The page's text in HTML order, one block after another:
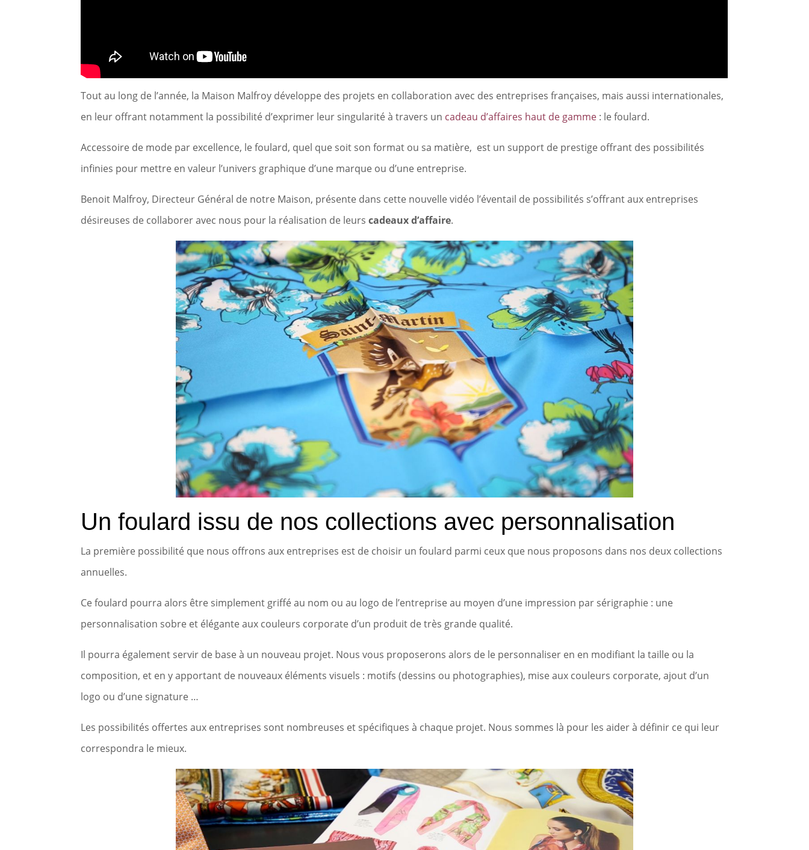
Tout au long de l’année, la Maison Malfroy développe des projets en collaboration avec des entreprises françaises, mais aussi internationales,
en leur offrant notamment la possibilité d’exprimer leur singularité à travers un cadeau d’affaires haut de gamme : le foulard.
Accessoire de mode par excellence, le foulard, quel que soit son format ou sa matière, est un support de prestige offrant des possibilités
infinies pour mettre en valeur l’univers graphique d’une marque ou d’une entreprise.
Benoit Malfroy, Directeur Général de notre Maison, présente dans cette nouvelle vidéo l’éventail de possibilités s’offrant aux entreprises
désireuses de collaborer avec nous pour la réalisation de leurscadeaux d’affaire.
Un foulard issu de nos collections avec personnalisation
La première possibilité que nous offrons aux entreprises est de choisir un foulard parmi ceux que nous proposons dans nos deux collections
annuelles.
Ce foulard pourra alors être simplement griffé au nom ou au logo de l’entreprise au moyen d’une impression par sérigraphie : une
personnalisation sobre et élégante aux couleurs corporate d’un produit de très grande qualité.
Il pourra également servir de base à un nouveau projet. Nous vous proposerons alors de le personnaliser en en modifiant la taille ou la
composition, et en y apportant de nouveaux éléments visuels : motifs (dessins ou photographies), mise aux couleurs corporate, ajout d’un
logo ou d’une signature …
Les possibilités offertes aux entreprises sont nombreuses et spécifiques à chaque projet. Nous sommes là pour les aider à définir ce qui leur
correspondra le mieux.